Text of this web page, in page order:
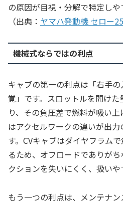
の原因が目視・分解で特定し
（出典： ヤマハ発動機 セロー
機械式ならではの利点
キャブの第一の利点は「右手
覚」です。スロットルを開け
り、その負圧差で燃料が吸い
はアクセルワークの違いが出
す。CVキャブはダイヤフラム
るため、オフロードでありが
クションを失いにくく、扱いや
もう一つの利点は、メンテナ